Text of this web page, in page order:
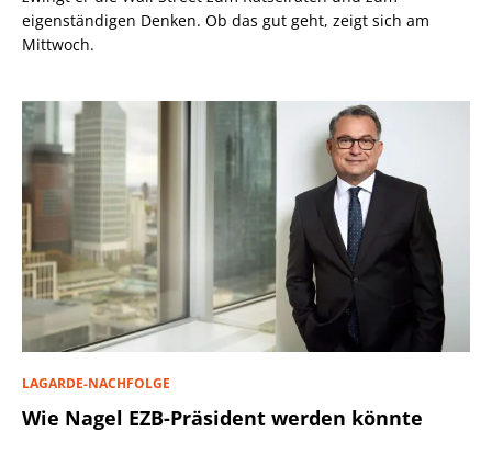
eigenständigen Denken. Ob das gut geht, zeigt sich am
Mittwoch.
LAGARDE-NACHFOLGE
Wie Nagel EZB-Präsident werden könnte